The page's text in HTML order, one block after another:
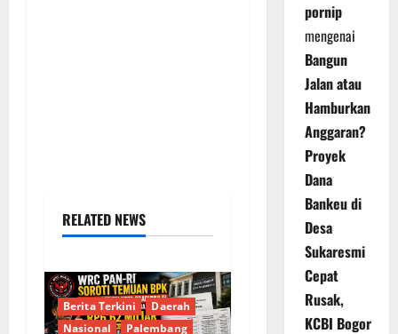
RELATED NEWS
Berita Terkini
Daerah
Nasional
Palembang
pornip
mengenai
Bangun
Jalan atau
Hamburkan
Anggaran?
Proyek
Dana
Bankeu di
Desa
Sukaresmi
Cepat
Rusak,
KCBI Bogor